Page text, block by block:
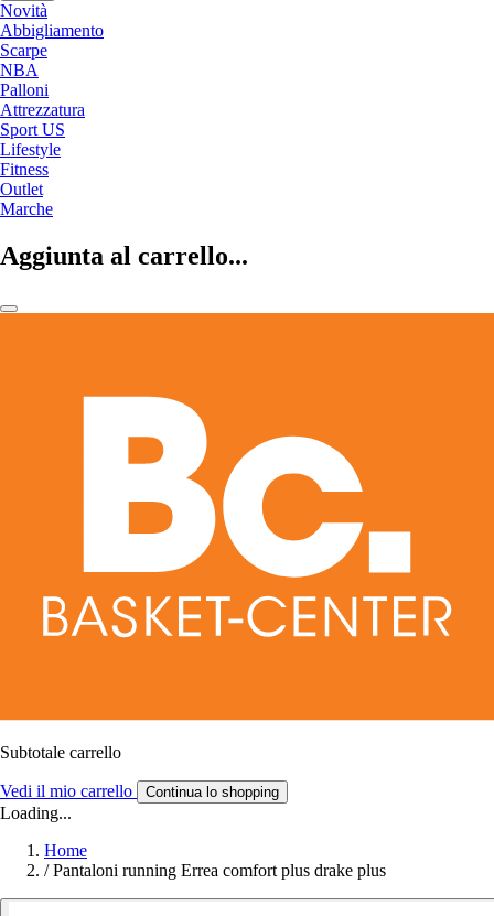
Novità
Abbigliamento
Scarpe
NBA
Palloni
Attrezzatura
Sport US
Lifestyle
Fitness
Outlet
Marche
Aggiunta al carrello...
Subtotale carrello
Vedi il mio carrello Continua lo shopping
Loading...
Home
/ Pantaloni running Errea comfort plus drake plus